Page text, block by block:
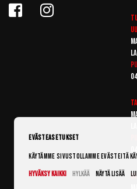
Evästeasetukset
Käytämme sivustollamme evästeitä
Hyväksy kaikki
Hylkää Näytä lisää